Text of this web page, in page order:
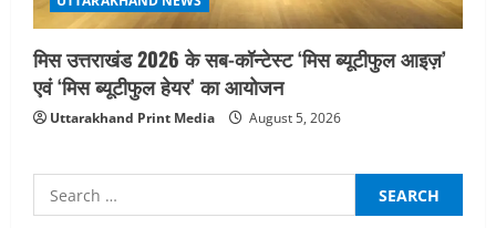
मिस उत्तराखंड 2026 के सब-कॉन्टेस्ट ‘मिस ब्यूटीफुल आइज़’
एवं ‘मिस ब्यूटीफुल हेयर’ का आयोजन
Uttarakhand Print Media August 5, 2026
Search
for: